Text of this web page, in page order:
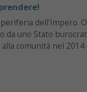
dell’Impero.
da uno Stato
comunità nel 2014